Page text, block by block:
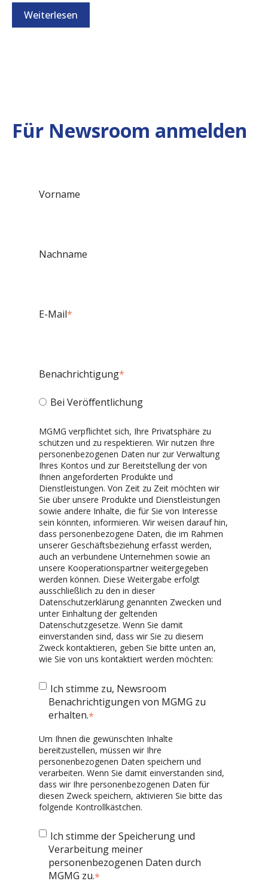
Weiterlesen
Für Newsroom anmelden
Vorname
Nachname
E-Mail*
Benachrichtigung*
Bei Veröffentlichung
MGMG verpflichtet sich, Ihre Privatsphäre zu
schützen und zu respektieren. Wir nutzen Ihre
personenbezogenen Daten nur zur Verwaltung
Ihres Kontos und zur Bereitstellung der von
Ihnen angeforderten Produkte und
Dienstleistungen. Von Zeit zu Zeit möchten wir
Sie über unsere Produkte und Dienstleistungen
sowie andere Inhalte, die für Sie von Interesse
sein könnten, informieren. Wir weisen darauf hin,
dass personenbezogene Daten, die im Rahmen
unserer Geschäftsbeziehung erfasst werden,
auch an verbundene Unternehmen sowie an
unsere Kooperationspartner weitergegeben
werden können. Diese Weitergabe erfolgt
ausschließlich zu den in dieser
Datenschutzerklärung genannten Zwecken und
unter Einhaltung der geltenden
Datenschutzgesetze. Wenn Sie damit
einverstanden sind, dass wir Sie zu diesem
Zweck kontaktieren, geben Sie bitte unten an,
wie Sie von uns kontaktiert werden möchten:
Ich stimme zu, Newsroom
Benachrichtigungen von MGMG zu
erhalten.*
Um Ihnen die gewünschten Inhalte
bereitzustellen, müssen wir Ihre
personenbezogenen Daten speichern und
verarbeiten. Wenn Sie damit einverstanden sind,
dass wir Ihre personenbezogenen Daten für
diesen Zweck speichern, aktivieren Sie bitte das
folgende Kontrollkästchen.
Ich stimme der Speicherung und
Verarbeitung meiner
personenbezogenen Daten durch
MGMG zu.*